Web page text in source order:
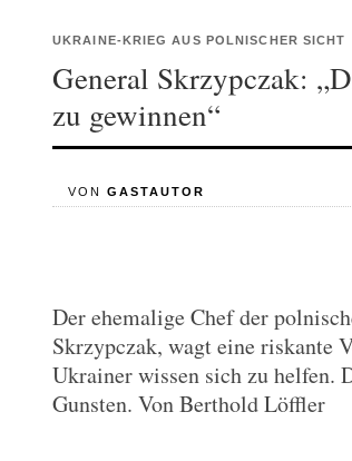
UKRAINE-KRIEG AUS POLNISCHER SICHT
General Skrzypczak:
zu gewinnen“
VON GASTAUTOR
Der ehemalige Chef der
Skrzypczak, wagt eine riskante
Ukrainer wissen sich zu helfen.
Gunsten. Von Berthold Löffler